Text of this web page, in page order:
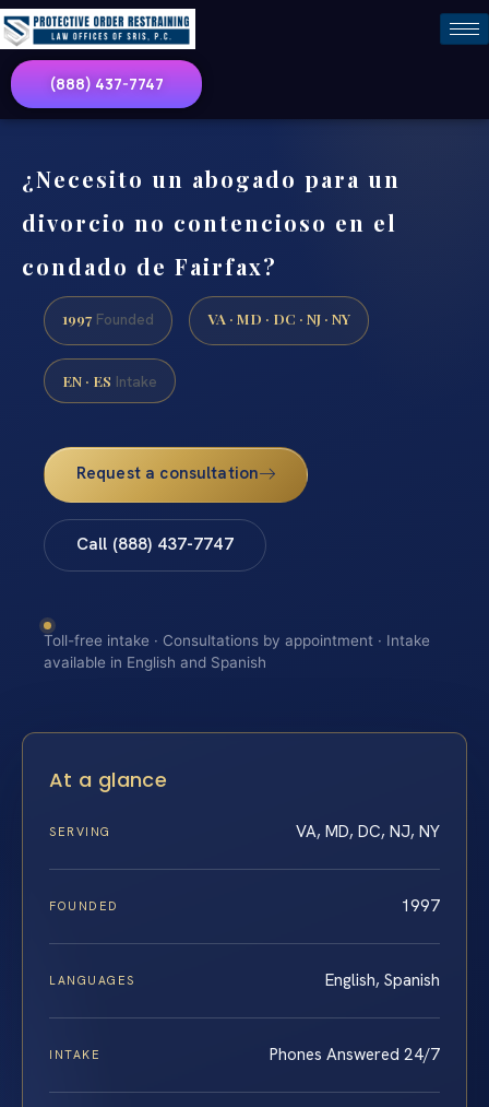
(888) 437-7747
¿Necesito un abogado para un
divorcio no contencioso en el
condado de Fairfax?
1997 Founded VA · MD · DC · NJ · NY
EN · ES Intake
Request a consultation
Call (888) 437-7747
Toll-free intake · Consultations by appointment · Intake
available in English and Spanish
At a glance
SERVING VA, MD, DC, NJ, NY
FOUNDED 1997
LANGUAGES English, Spanish
INTAKE Phones Answered 24/7